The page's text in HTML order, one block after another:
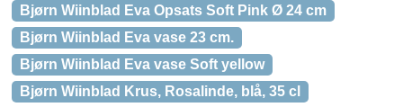
Bjørn Wiinblad Eva Opsats Soft Pink Ø 24 cm
Bjørn Wiinblad Eva vase 23 cm.
Bjørn Wiinblad Eva vase Soft yellow
Bjørn Wiinblad Krus, Rosalinde, blå, 35 cl